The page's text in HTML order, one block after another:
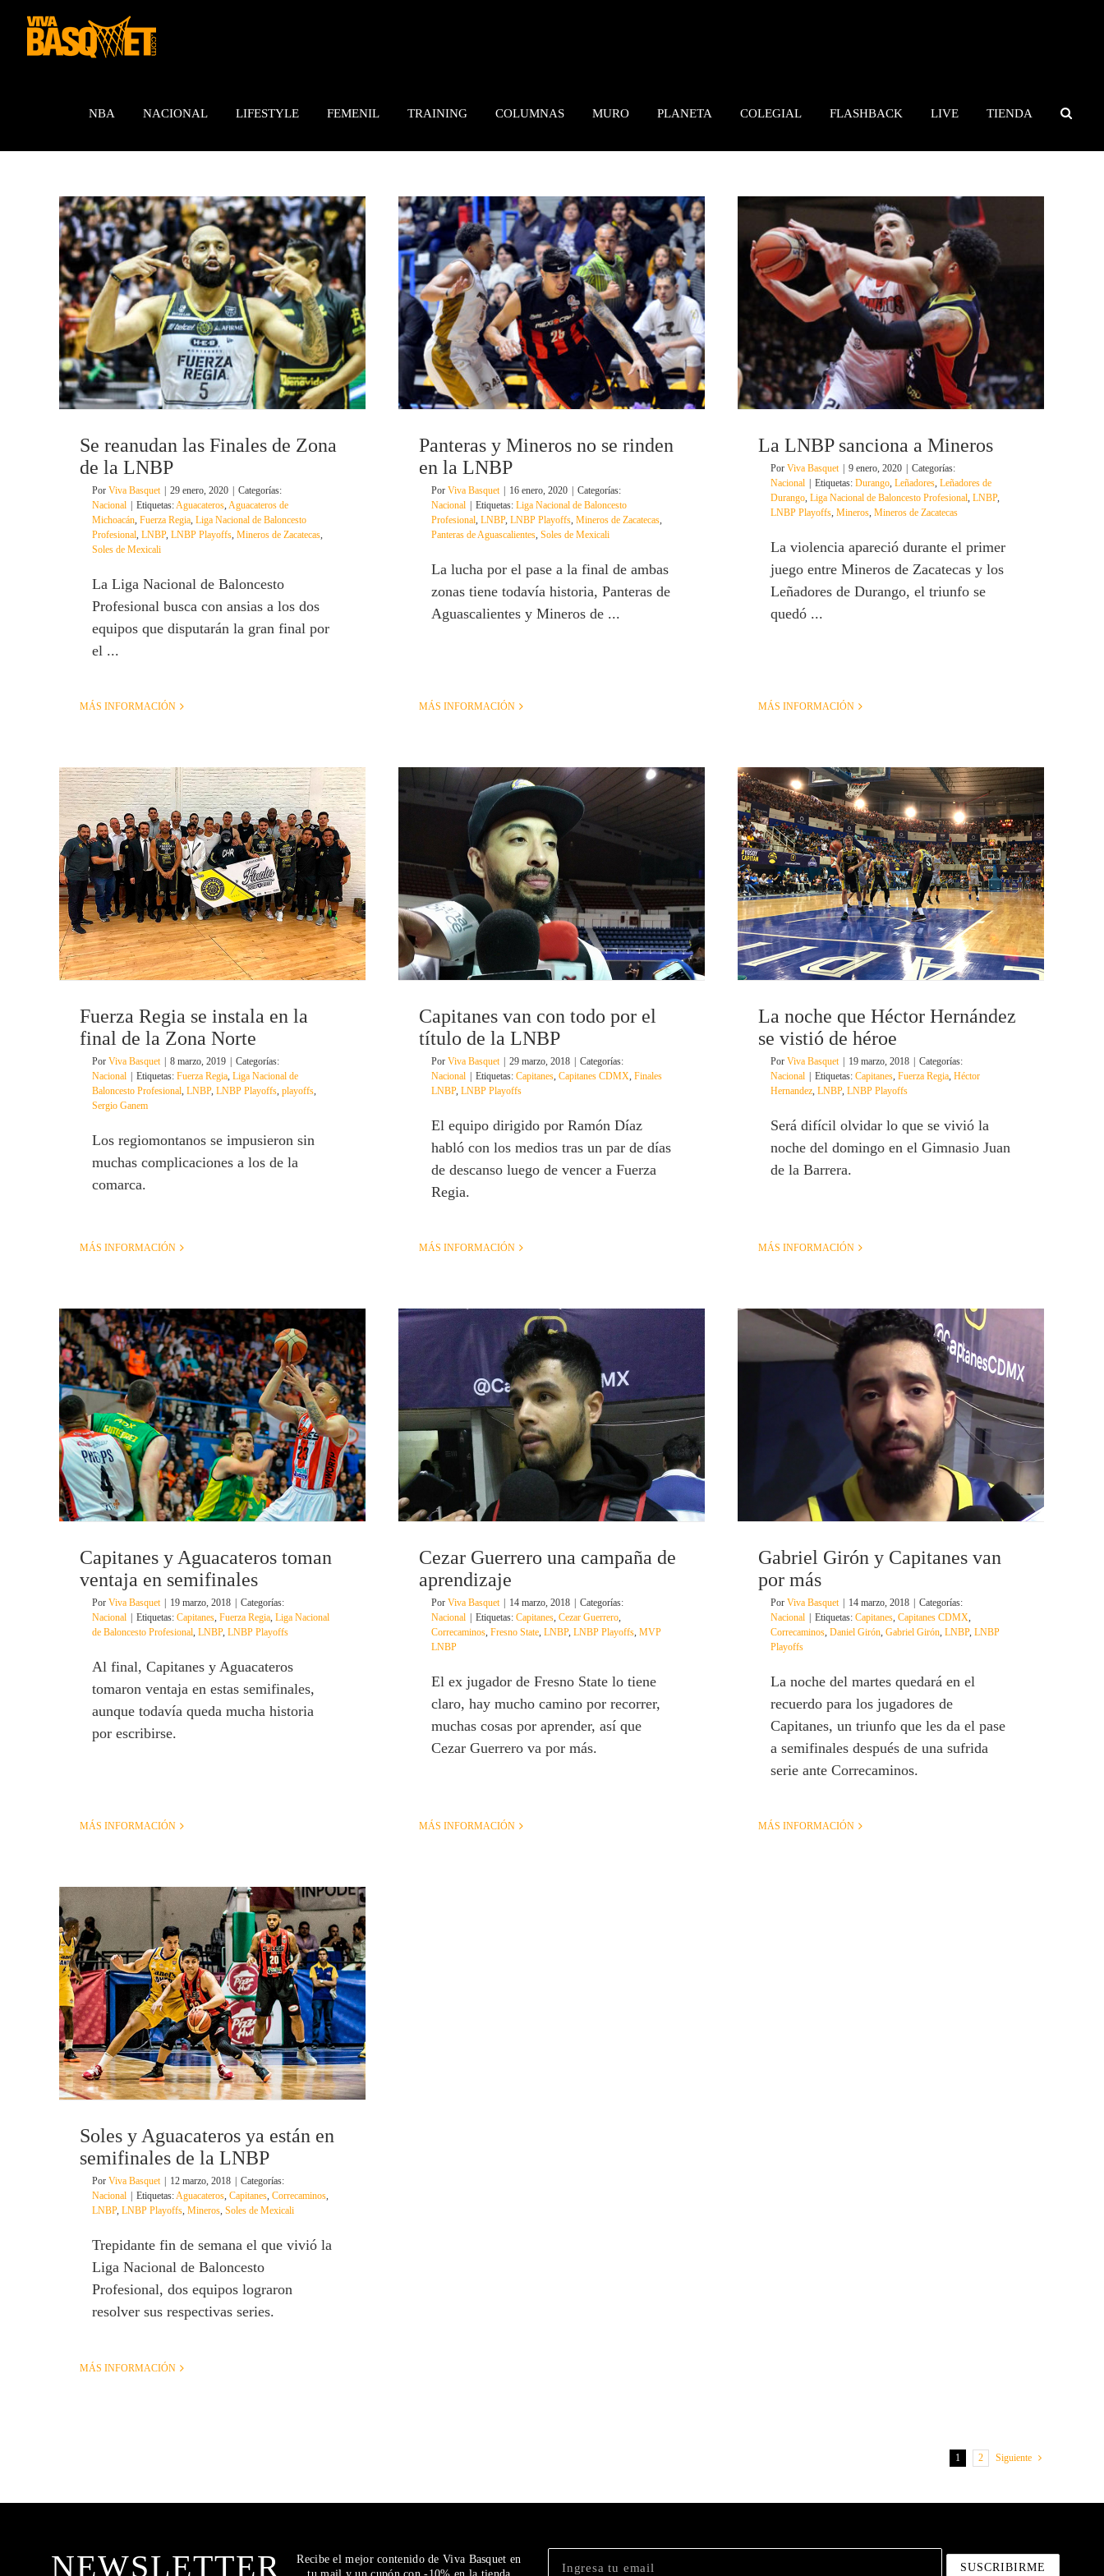
contenido
NBA NACIONAL LIFESTYLE FEMENIL TRAINING COLUMNAS MURO PLANETA COLEGIAL FLASHBACK LIVE TIENDA
Se reanudan las Finales de Zona
de la LNBP
Por Viva Basquet 29 enero, 2020
Categorías:
Nacional
Etiquetas:Aguacateros, Aguacateros de
Michoacán, Fuerza Regia, Liga Nacional de Baloncesto
Profesional, LNBP, LNBP Playoffs, Mineros de Zacatecas,
Soles de Mexicali
La Liga Nacional de Baloncesto
Profesional busca con ansias a los dos
equipos que disputarán la gran final por
el ...
MÁS INFORMACIÓN
Panteras y Mineros no se rinden
en la LNBP
Por Viva Basquet 16 enero, 2020
Categorías:
Nacional
Etiquetas: Liga Nacional de Baloncesto
Profesional, LNBP, LNBP Playoffs, Mineros de Zacatecas,
Panteras de Aguascalientes, Soles de Mexicali
La lucha por el pase a la final de ambas
zonas tiene todavía historia, Panteras de
Aguascalientes y Mineros de ...
MÁS INFORMACIÓN
La LNBP sanciona a Mineros
Por Viva Basquet 9 enero, 2020
Categorías:
Nacional
Etiquetas: Durango, Leñadores, Leñadores de
Durango, Liga Nacional de Baloncesto Profesional, LNBP,
LNBP Playoffs, Mineros, Mineros de Zacatecas
La violencia apareció durante el primer
juego entre Mineros de Zacatecas y los
Leñadores de Durango, el triunfo se
quedó ...
MÁS INFORMACIÓN
Fuerza Regia se instala en la
final de la Zona Norte
Por Viva Basquet 8 marzo, 2019
Categorías:
Nacional
Etiquetas: Fuerza Regia, Liga Nacional de
Baloncesto Profesional, LNBP, LNBP Playoffs, playoffs,
Sergio Ganem
Los regiomontanos se impusieron sin
muchas complicaciones a los de la
comarca.
MÁS INFORMACIÓN
Capitanes van con todo por el
título de la LNBP
Por Viva Basquet 29 marzo, 2018
Categorías:
Nacional
Etiquetas: Capitanes, Capitanes CDMX, Finales
LNBP, LNBP Playoffs
El equipo dirigido por Ramón Díaz
habló con los medios tras un par de días
de descanso luego de vencer a Fuerza
Regia.
MÁS INFORMACIÓN
La noche que Héctor Hernández
se vistió de héroe
Por Viva Basquet 19 marzo, 2018
Categorías:
Nacional
Etiquetas: Capitanes, Fuerza Regia, Héctor
Hernandez, LNBP, LNBP Playoffs
Será difícil olvidar lo que se vivió la
noche del domingo en el Gimnasio Juan
de la Barrera.
MÁS INFORMACIÓN
Capitanes y Aguacateros toman
ventaja en semifinales
Por Viva Basquet 19 marzo, 2018
Categorías:
Nacional
Etiquetas: Capitanes, Fuerza Regia, Liga Nacional
de Baloncesto Profesional, LNBP, LNBP Playoffs
Al final, Capitanes y Aguacateros
tomaron ventaja en estas semifinales,
aunque todavía queda mucha historia
por escribirse.
MÁS INFORMACIÓN
Cezar Guerrero una campaña de
aprendizaje
Por Viva Basquet 14 marzo, 2018
Categorías:
Nacional
Etiquetas: Capitanes, Cezar Guerrero,
Correcaminos, Fresno State, LNBP, LNBP Playoffs, MVP
LNBP
El ex jugador de Fresno State lo tiene
claro, hay mucho camino por recorrer,
muchas cosas por aprender, así que
Cezar Guerrero va por más.
MÁS INFORMACIÓN
Gabriel Girón y Capitanes van
por más
Por Viva Basquet 14 marzo, 2018
Categorías:
Nacional
Etiquetas: Capitanes, Capitanes CDMX,
Correcaminos, Daniel Girón, Gabriel Girón, LNBP, LNBP
Playoffs
La noche del martes quedará en el
recuerdo para los jugadores de
Capitanes, un triunfo que les da el pase
a semifinales después de una sufrida
serie ante Correcaminos.
MÁS INFORMACIÓN
Soles y Aguacateros ya están en
semifinales de la LNBP
Por Viva Basquet 12 marzo, 2018
Categorías:
Nacional
Etiquetas:Aguacateros, Capitanes, Correcaminos,
LNBP, LNBP Playoffs, Mineros, Soles de Mexicali
Trepidante fin de semana el que vivió la
Liga Nacional de Baloncesto
Profesional, dos equipos lograron
resolver sus respectivas series.
MÁS INFORMACIÓN
1 2 Siguiente
NEWSLETTER
Recibe el mejor contenido de Viva Basquet en